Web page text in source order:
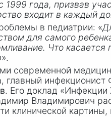
1999 года, призвав
входит в каждый
в педиатрии: «
для самого
Что
».
современной
, главный инфекционист
. Его доклад
Владимирович
клинической картины,